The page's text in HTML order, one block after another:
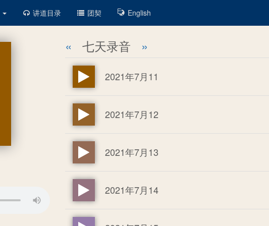
讲道目录 团契 English
« 七天录音 »
2021年7月11
2021年7月12
2021年7月13
2021年7月14